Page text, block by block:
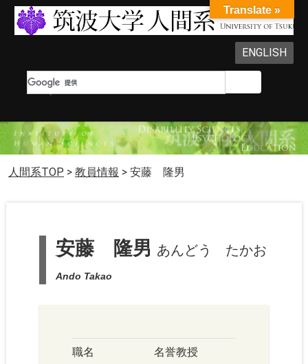
ENGLISH
人間系TOP > 教員情報 > 安藤 隆男
安藤 隆男 あんどう たかお
Ando Takao
職名 名誉教授
Translate »